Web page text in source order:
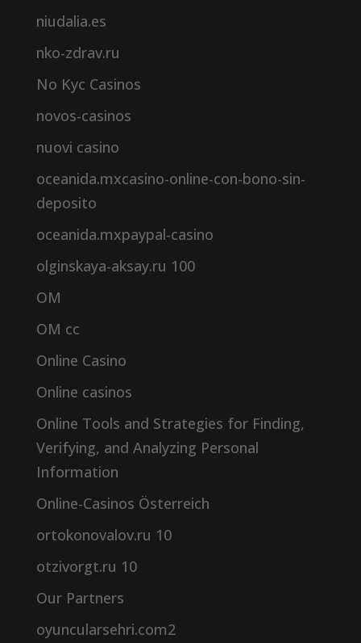
niudalia.es
nko-zdrav.ru
No Kyc Casinos
novos-casinos
nuovi casino
oceanida.mxcasino-online-con-bono-sin-
deposito
oceanida.mxpaypal-casino
olginskaya-aksay.ru 100
OM
OM cc
Online Casino
Online casinos
Online Tools and Strategies for Finding,
Verifying, and Analyzing Personal
Information
Online-Casinos Österreich
ortokonovalov.ru 10
otzivorgt.ru 10
Our Partners
oyuncularsehri.com2